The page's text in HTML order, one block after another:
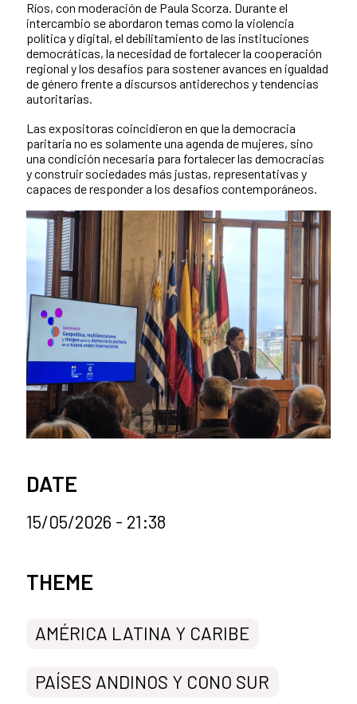
Ríos, con moderación de Paula Scorza. Durante el
intercambio se abordaron temas como la violencia
política y digital, el debilitamiento de las instituciones
democráticas, la necesidad de fortalecer la cooperación
regional y los desafíos para sostener avances en igualdad
de género frente a discursos antiderechos y tendencias
autoritarias.
Las expositoras coincidieron en que la democracia
paritaria no es solamente una agenda de mujeres, sino
una condición necesaria para fortalecer las democracias
y construir sociedades más justas, representativas y
capaces de responder a los desafíos contemporáneos.
DATE
15/05/2026 - 21:38
News categories
THEME
AMÉRICA LATINA Y CARIBE
PAÍSES ANDINOS Y CONO SUR